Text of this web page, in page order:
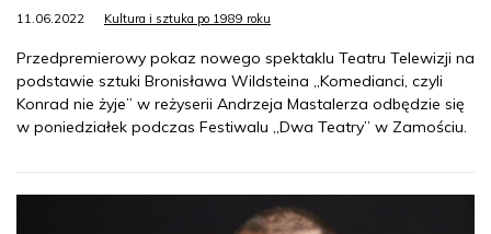
11.06.2022 Kultura i sztuka po 1989 roku
Przedpremierowy pokaz nowego spektaklu Teatru Telewizji na
podstawie sztuki Bronisława Wildsteina „Komedianci, czyli
Konrad nie żyje” w reżyserii Andrzeja Mastalerza odbędzie się
w poniedziałek podczas Festiwalu „Dwa Teatry” w Zamościu.